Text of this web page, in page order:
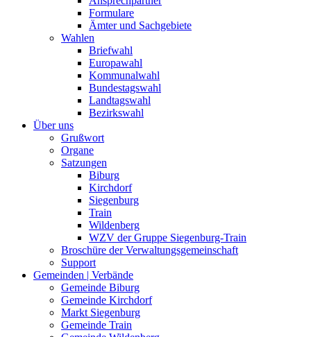
Formulare
Ämter und Sachgebiete
Wahlen
Briefwahl
Europawahl
Kommunalwahl
Bundestagswahl
Landtagswahl
Bezirkswahl
Über uns
Grußwort
Organe
Satzungen
Biburg
Kirchdorf
Siegenburg
Train
Wildenberg
WZV der Gruppe Siegenburg-Train
Broschüre der Verwaltungsgemeinschaft
Support
Gemeinden | Verbände
Gemeinde Biburg
Gemeinde Kirchdorf
Markt Siegenburg
Gemeinde Train